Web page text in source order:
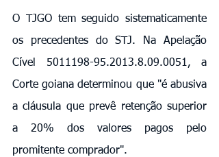
O TJGO tem seguido sistematicamente
os precedentes do STJ. Na Apelação
Cível 5011198-95.2013.8.09.0051, a
Corte goiana determinou que "é abusiva
a cláusula que prevê retenção superior
a 20% dos valores pagos pelo
promitente comprador".